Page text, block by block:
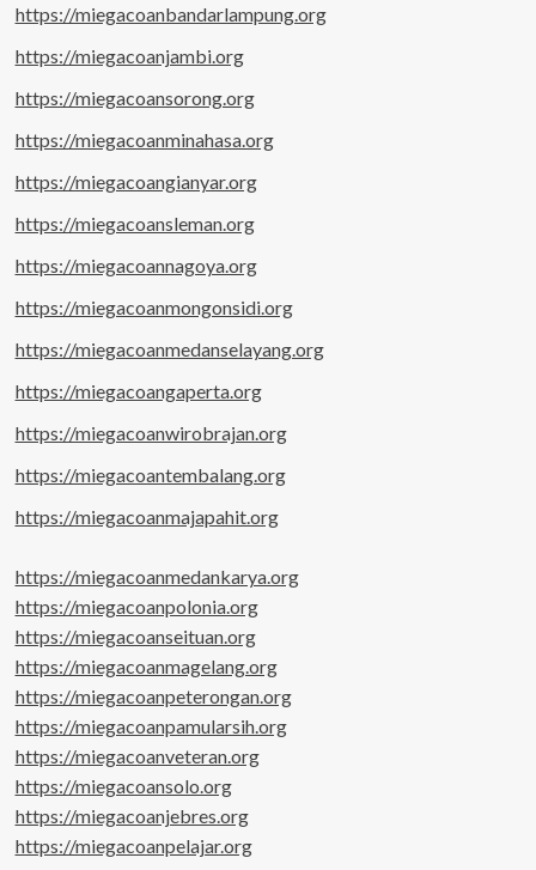
https://miegacoanbandarlampung.org
https://miegacoanjambi.org
https://miegacoansorong.org
https://miegacoanminahasa.org
https://miegacoangianyar.org
https://miegacoansleman.org
https://miegacoannagoya.org
https://miegacoanmongonsidi.org
https://miegacoanmedanselayang.org
https://miegacoangaperta.org
https://miegacoanwirobrajan.org
https://miegacoantembalang.org
https://miegacoanmajapahit.org
https://miegacoanmedankarya.org
https://miegacoanpolonia.org
https://miegacoanseituan.org
https://miegacoanmagelang.org
https://miegacoanpeterongan.org
https://miegacoanpamularsih.org
https://miegacoanveteran.org
https://miegacoansolo.org
https://miegacoanjebres.org
https://miegacoanpelajar.org